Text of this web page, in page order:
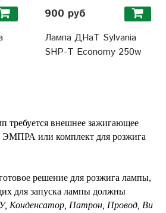
900 руб
Лампа ДНаТ Sylvania
SHP-T Economy 250w
требуется внешнее зажигающее
ЭМПРА или комплект для розжига
решение для розжига лампы,
для запуска лампы должны
, Конденсатор Патрон, Провод, Ви